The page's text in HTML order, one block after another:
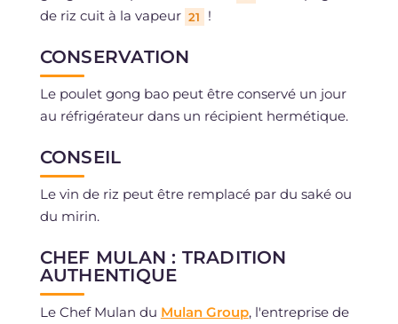
de riz cuit à la vapeur 21 !
CONSERVATION
Le poulet gong bao peut être conservé un jour
au réfrigérateur dans un récipient hermétique.
CONSEIL
Le vin de riz peut être remplacé par du saké ou
du mirin.
CHEF MULAN : TRADITION
AUTHENTIQUE
Le Chef Mulan du Mulan Group, l'entreprise de